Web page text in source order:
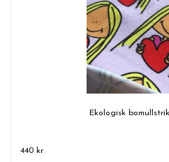
Ekologisk
440 kr